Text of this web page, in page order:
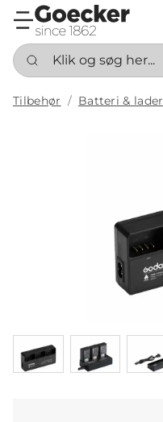
Klik og søg her...
Tilbehør Batteri & lader